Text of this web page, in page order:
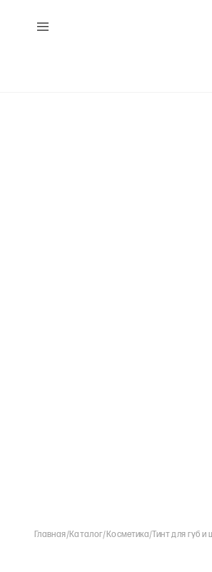
Главная/Каталог/Косметика/ Тинт для губ и